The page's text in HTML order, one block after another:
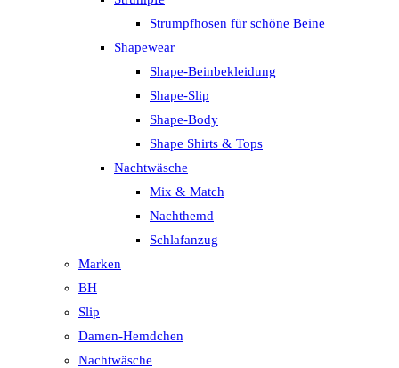
Strumpfhosen für schöne Beine
Shapewear
Shape-Beinbekleidung
Shape-Slip
Shape-Body
Shape Shirts & Tops
Nachtwäsche
Mix & Match
Nachthemd
Schlafanzug
Marken
BH
Slip
Damen-Hemdchen
Nachtwäsche